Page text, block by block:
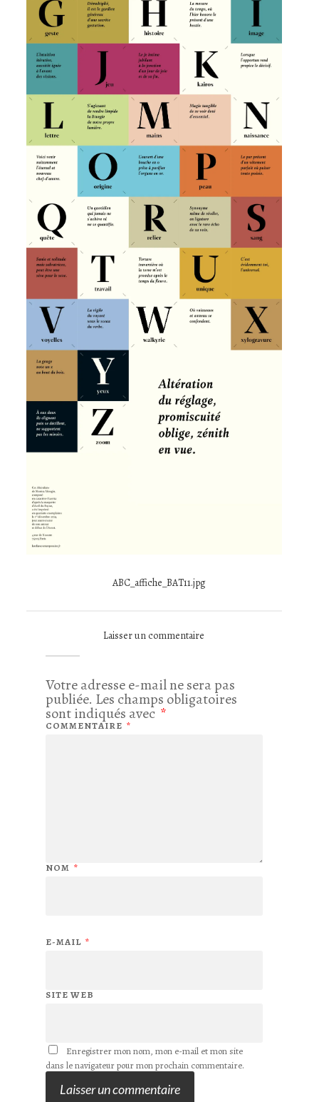
ABC_affiche_BAT11.jpg
Laisser un commentaire
Votre adresse e-mail ne sera pas
publiée. Les champs obligatoires
sont indiqués avec *
COMMENTAIRE *
NOM *
E-MAIL *
SITE WEB
Enregistrer mon nom, mon e-mail et mon site
dans le navigateur pour mon prochain commentaire.